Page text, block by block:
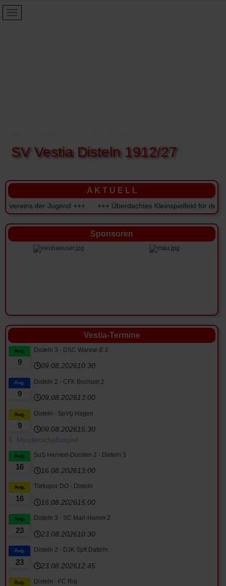
SV Vestia Disteln 1912/27
A K T U E L L
der Jugend +++ +++ Überdachtes Kleinspielfeld für den SV
Sponsoren
Vestia-Termine
9
Aug. Disteln 3 - DSC Wanne-E 2
09.08.202610:30
9
Aug. Disteln 2 - CFK Bochum 2
09.08.202613:00
9
Aug. Disteln - SpVg Hagen
09.08.202615:30
1. Meisterschaftsspiel
16
Aug. SuS Hervest-Dorsten 2 - Disteln 3
16.08.202613:00
16
Aug. Türkspor DO - Disteln
16.08.202615:00
23
Aug. Disteln 3 - SC Marl-Hamm 2
23.08.202610:30
23
Aug. Disteln 2 - DJK Spfr.Datteln
23.08.202612:45
Aug. Disteln - FC Roj